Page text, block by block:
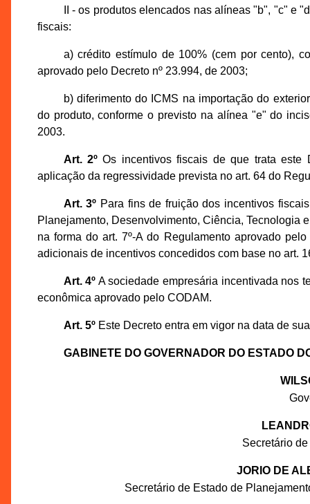
II - os produtos elencados nas alíneas "b", "c" e
fiscais:
a) crédito estímulo de 100% (cem por cento),
aprovado pelo Decreto nº 23.994, de 2003;
b) diferimento do ICMS na importação do
do produto, conforme o previsto na alínea "e" do
2003.
Art. 2º Os incentivos fiscais de que trata este
aplicação da regressividade prevista no art. 64 do
Art. 3º Para fins de fruição dos incentivos
Planejamento, Desenvolvimento, Ciência, Tecnologia
na forma do art. 7º-A do Regulamento aprovado
adicionais de incentivos concedidos com base no art.
Art. 4º A sociedade empresária incentivada nos
econômica aprovado pelo CODAM.
Art. 5ºEste Decreto entra em vigor na data de
GABINETE DO GOVERNADOR DO ESTADO
Secretário
JORIO DE
Secretário de Estado de